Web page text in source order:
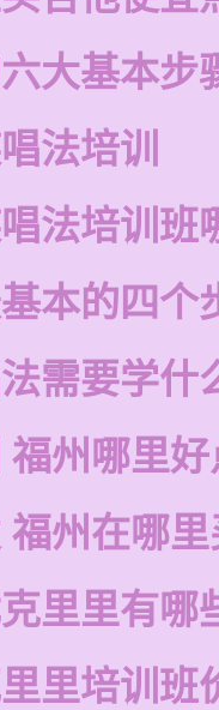
大基本步
法培训
法培训班
本的四个
需要学什
福州哪里
福州在哪
里里有哪
里培训班